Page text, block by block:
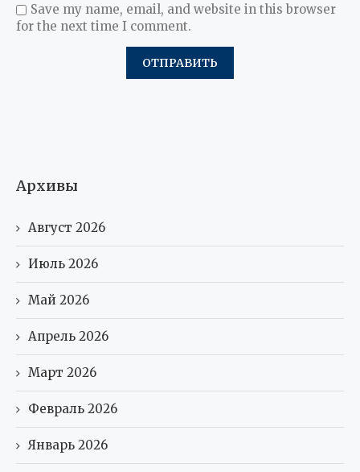
Save my name, email, and website in this browser
for the next time I comment.
Архивы
Август 2026
Июль 2026
Май 2026
Апрель 2026
Март 2026
Февраль 2026
Январь 2026